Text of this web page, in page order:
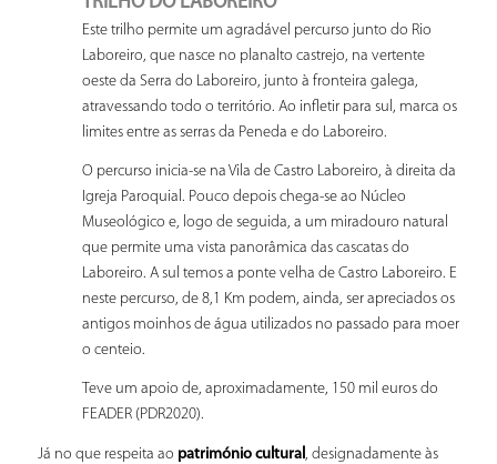
Este trilho permite um agradável percurso junto do Rio
Laboreiro, que nasce no planalto castrejo, na vertente
oeste da Serra do Laboreiro, junto à fronteira galega,
atravessando todo o território. Ao infletir para sul, marca os
limites entre as serras da Peneda e do Laboreiro.
O percurso inicia-se na Vila de Castro Laboreiro, à direita da
Igreja Paroquial. Pouco depois chega-se ao Núcleo
Museológico e, logo de seguida, a um miradouro natural
que permite uma vista panorâmica das cascatas do
Laboreiro. A sul temos a ponte velha de Castro Laboreiro. E
neste percurso, de 8,1 Km podem, ainda, ser apreciados os
antigos moinhos de água utilizados no passado para moer
o centeio.
Teve um apoio de, aproximadamente, 150 mil euros do
FEADER (PDR2020).
Já no que respeita ao património cultural , designadamente às